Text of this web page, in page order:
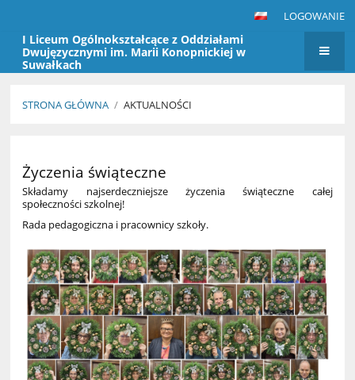
LOGOWANIE
I Liceum Ogólnokształcące z Oddziałami
Dwujęzycznymi im. Marii Konopnickiej w
Suwałkach
STRONA GŁÓWNA / AKTUALNOŚCI
Życzenia świąteczne
Składamy najserdeczniejsze życzenia świąteczne całej
społeczności szkolnej!
Rada pedagogiczna i pracownicy szkoły.